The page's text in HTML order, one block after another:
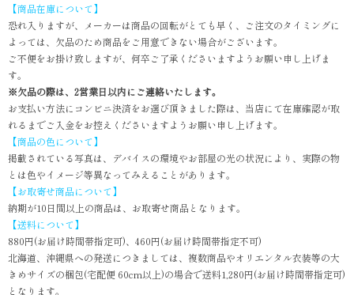
【商品在庫について】
恐れ入りますが、メーカーは商品の回転がとても早く、ご注文のタイミングに
よっては、欠品のため商品をご用意できない場合がございます。
ご不便をお掛け致しますが、何卒ご了承くださいますようお願い申し上げま
す。
※欠品の際は、2営業日以内にご連絡いたします。
お支払い方法にコンビニ決済をお選び頂きました際は、当店にて在庫確認が取
れるまでご入金をお控えくださいますようお願い申し上げます。
【商品の色について】
掲載されている写真は、デバイスの環境やお部屋の光の状況により、実際の物
とは色やイメージ等異なってみえることがあります。
【お取寄せ商品について】
納期が10日間以上の商品は、お取寄せ商品となります。
【送料について】
880円(お届け時間帯指定可)、460円(お届け時間帯指定不可)
北海道、沖縄県への発送につきましては、複数商品やオリエンタル衣装等の大
きめサイズの梱包(宅配便 60cm以上)の場合で送料1,280円(お届け時間帯指定可)
となります。